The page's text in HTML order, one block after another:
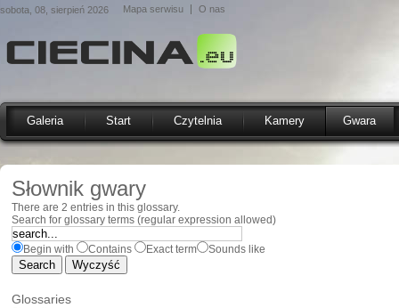
sobota, 08, sierpień 2026 Mapa serwisu O nas
Galeria Start Czytelnia Kamery Gwara
Słownik gwary
There are 2 entries in this glossary.
Search for glossary terms (regular expression allowed)
Begin with Contains Exact term Sounds like
Glossaries